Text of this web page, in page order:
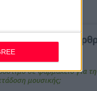
δημοφιλέστερα
3/2026, 16:44
σε φαρμακείο για τη
μουσικής;